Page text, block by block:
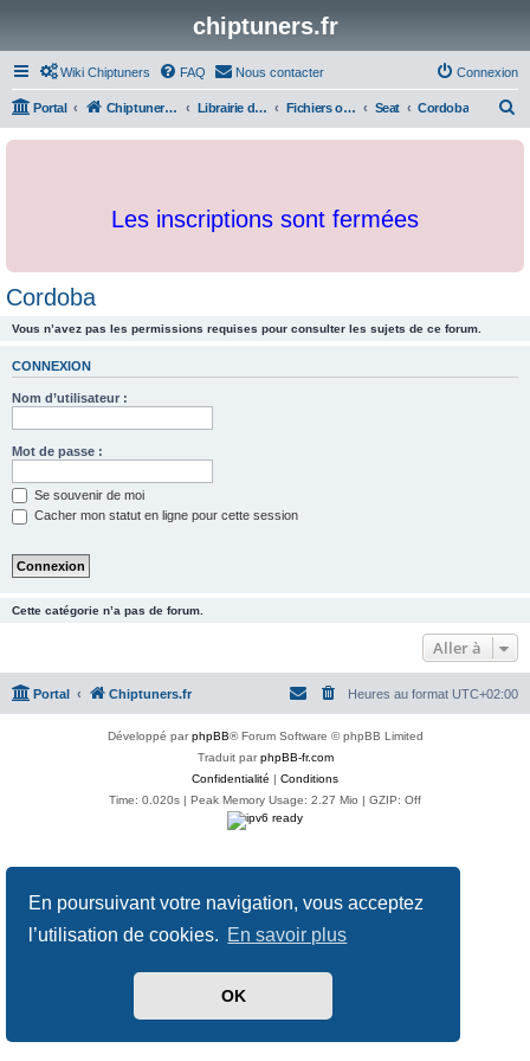
En poursuivant votre navigation, vous acceptez
l’utilisation de cookies. En savoir plus
OK
chiptuners.fr
Wiki Chiptuners FAQ Nous contacter Connexion
Portal Chiptuners.fr Librairie de documents et originaux Fichiers originaux Seat Cordoba
c
Les inscriptions sont fermées
Cordoba
Vous n’avez pas les permissions requises pour consulter les sujets de ce forum.
CONNEXION
Nom d’utilisateur :
Mot de passe :
Se souvenir de moi
Cacher mon statut en ligne pour cette session
Cette catégorie n’a pas de forum.
Aller à
Portal Chiptuners.fr Heures au format UTC+02:00
Développé parphpBB® Forum Software © phpBB Limited
Traduit parphpBB-fr.com
Confidentialité | Conditions
Time: 0.020s | Peak Memory Usage: 2.27 Mio | GZIP: Off